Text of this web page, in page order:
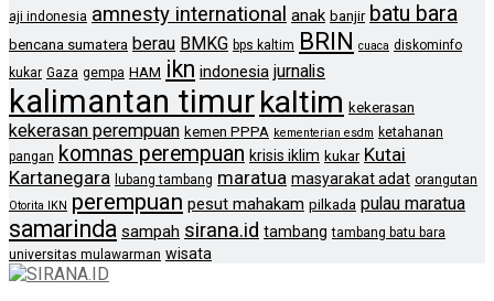
aji indonesia amnesty international anak banjir batu bara
bencana sumatera berau BMKG bps kaltim BRIN cuaca diskominfo
kukar Gaza gempa HAM ikn indonesia jurnalis
kalimantan timurkaltim kekerasan
kekerasan perempuan kemen PPPA kementerian esdm ketahanan
pangan komnas perempuan krisis iklim kukar Kutai
Kartanegara lubang tambang maratua masyarakat adat orangutan
Otorita IKN perempuan pesut mahakam pilkada pulau maratua
samarinda sampah sirana.id tambang tambang batu bara
universitas mulawarman wisata